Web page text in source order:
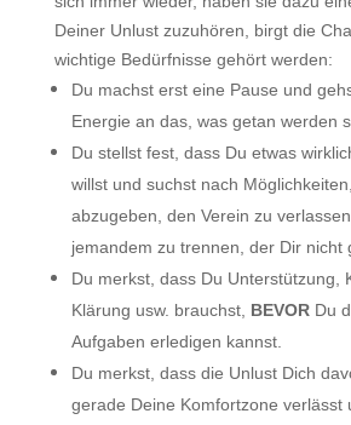
Deiner Unlust zuzuhören, birgt die
wichtige Bedürfnisse gehört werden:
Du machst erst eine Pause und
Energie an das, was getan werden
Du stellst fest, dass Du etwas
willst und suchst nach
abzugeben, den Verein zu
jemandem zu trennen, der Dir nicht
Du merkst, dass Du Unterstützung,
Klärung usw. brauchst, BEVORDu
Aufgaben erledigen kannst.
Du merkst, dass die Unlust Dich
gerade Deine Komfortzone verlässt